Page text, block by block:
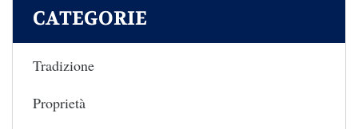
CATEGORIE
Tradizione
Proprietà